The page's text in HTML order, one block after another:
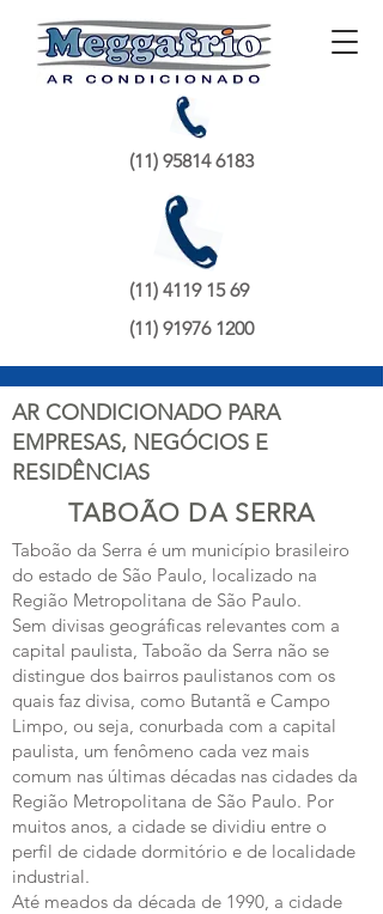
(11) 95814 6183
(11) 4119 15 69
(11) 91976 1200
AR CONDICIONADO PARA
EMPRESAS, NEGÓCIOS E
RESIDÊNCIAS
TABOÃO DA SERRA
Taboão da Serra é um município brasileiro
do estado de São Paulo, localizado na
Região Metropolitana de São Paulo.
Sem divisas geográficas relevantes com a
capital paulista, Taboão da Serra não se
distingue dos bairros paulistanos com os
quais faz divisa, como Butantã e Campo
Limpo, ou seja, conurbada com a capital
paulista, um fenômeno cada vez mais
comum nas últimas décadas nas cidades da
Região Metropolitana de São Paulo. Por
muitos anos, a cidade se dividiu entre o
perfil de cidade dormitório e de localidade
industrial.
Até meados da década de 1990, a cidade